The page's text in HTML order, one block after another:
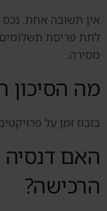
לתת פריסת תשלומים
מסירה.
מה הסיכון
בזבוז זמן על
האם דנסיה
הרכישה?